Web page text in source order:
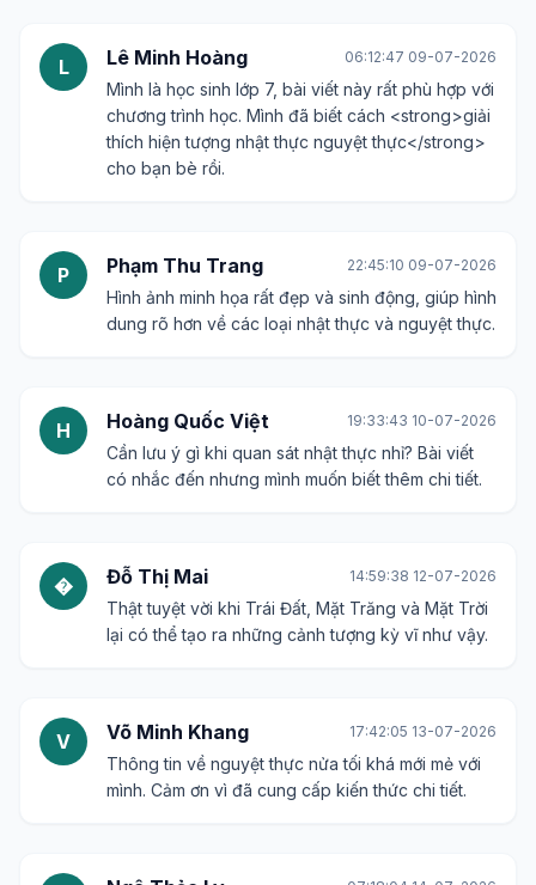
L Lê Minh Hoàng 06:12:47 09-07-2026
Mình là học sinh lớp 7, bài viết này rất phù hợp với
chương trình học. Mình đã biết cách <strong>giải
thích hiện tượng nhật thực nguyệt thực</strong>
cho bạn bè rồi.
P Phạm Thu Trang 22:45:10 09-07-2026
Hình ảnh minh họa rất đẹp và sinh động, giúp hình
dung rõ hơn về các loại nhật thực và nguyệt thực.
H Hoàng Quốc Việt 19:33:43 10-07-2026
Cần lưu ý gì khi quan sát nhật thực nhỉ? Bài viết
có nhắc đến nhưng mình muốn biết thêm chi tiết.
� Đỗ Thị Mai 14:59:38 12-07-2026
Thật tuyệt vời khi Trái Đất, Mặt Trăng và Mặt Trời
lại có thể tạo ra những cảnh tượng kỳ vĩ như vậy.
V Võ Minh Khang 17:42:05 13-07-2026
Thông tin về nguyệt thực nửa tối khá mới mẻ với
mình. Cảm ơn vì đã cung cấp kiến thức chi tiết.